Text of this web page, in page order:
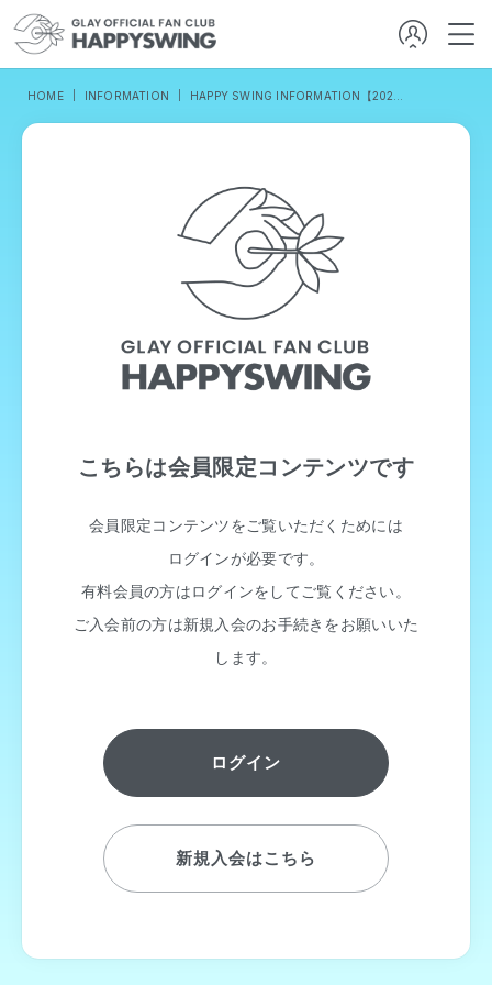
HOME INFORMATION
こちらは会員限定コンテンツです
会員限定コンテンツをご覧いただくためには
ログインが必要です。
有料会員の方はログインをしてご覧ください。
ご入会前の方は新規入会のお手続きをお願いいた
します。
ログイン
新規入会はこちら